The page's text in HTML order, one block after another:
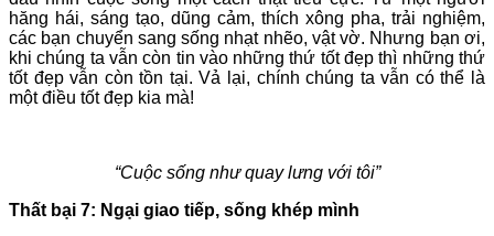
hăng hái, sáng tạo, dũng cảm, thích xông pha, trải nghiệm,
các bạn chuyển sang sống nhạt nhẽo, vật vờ. Nhưng bạn ơi,
khi chúng ta vẫn còn tin vào những thứ tốt đẹp thì những thứ
tốt đẹp vẫn còn tồn tại. Vả lại, chính chúng ta vẫn có thể là
một điều tốt đẹp kia mà!
“Cuộc sống như quay lưng với tôi”
Thất bại 7: Ngại giao tiếp, sống khép mình